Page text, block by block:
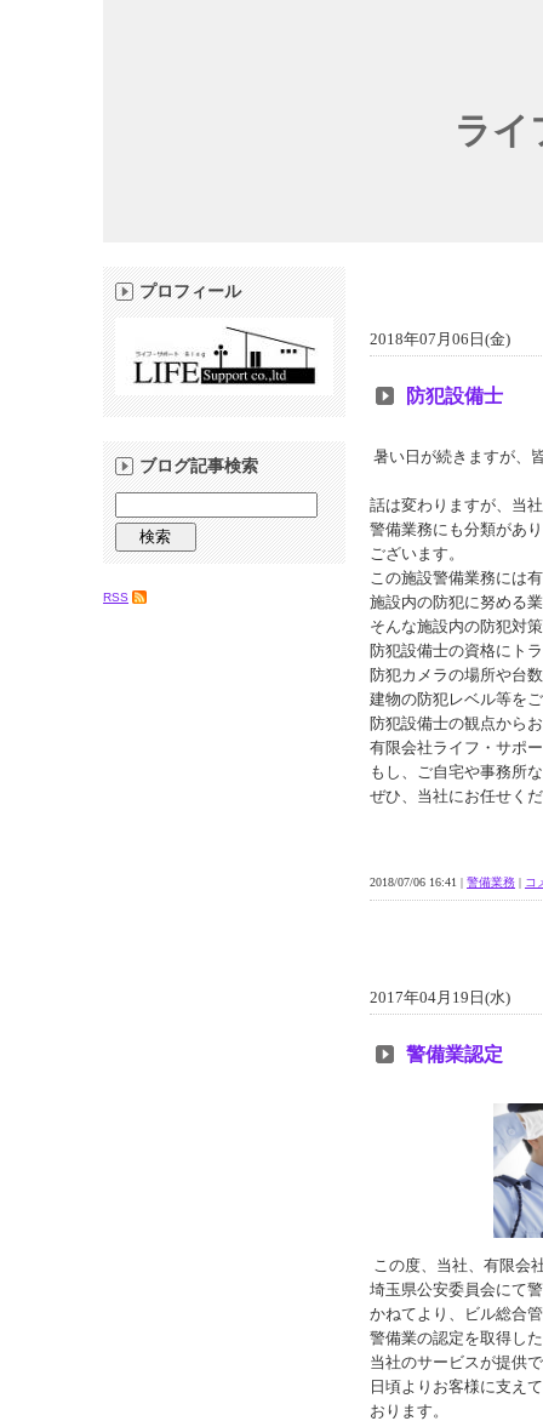
ライ
2018年07月06日(金)
防犯設備士
暑い日が続きますが、
話は変わりますが、当
警備業務にも分類があ
ございます。
この施設警備業務には
施設内の防犯に努める
そんな施設内の防犯対
防犯設備士の資格にト
防犯カメラの場所や台
建物の防犯レベル等を
防犯設備士の観点から
有限会社ライフ・サポ
もし、ご自宅や事務所
ぜひ、当社にお任せく
2018/07/06 16:41 | 警備業務 | コ
2017年04月19日(水)
警備業認定
この度、当社、有限会
埼玉県公安委員会にて
かねてより、ビル総合
警備業の認定を取得し
当社のサービスが提供
日頃よりお客様に支え
おります。
プロフィール
ブログ記事検索
RSS